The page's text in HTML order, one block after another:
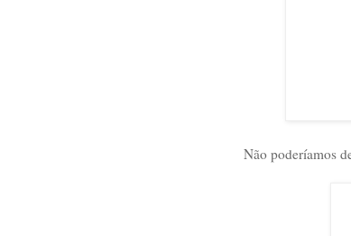
Não poderíamos